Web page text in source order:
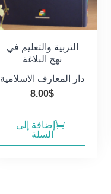
التربية والتعليم في
نهج البلاغة
دار المعارف الاسلامية
8.00$
إضافة إلى
السلة